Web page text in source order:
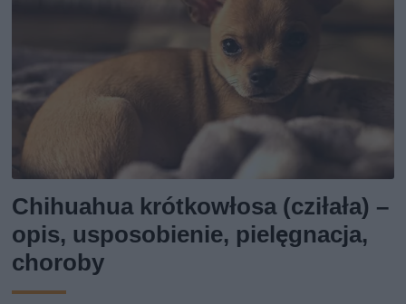
Chihuahua krótkowłosa (cziłała) –
opis, usposobienie, pielęgnacja,
choroby